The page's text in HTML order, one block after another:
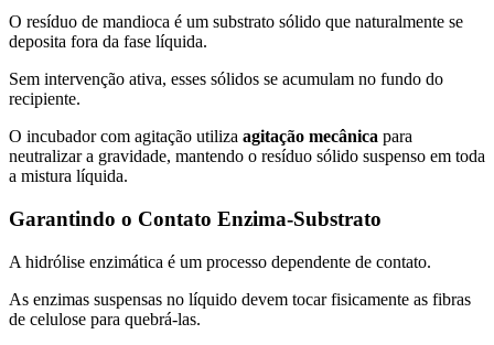
O resíduo de mandioca é um substrato sólido que naturalmente se
deposita fora da fase líquida.
Sem intervenção ativa, esses sólidos se acumulam no fundo do
recipiente.
O incubador com agitação utiliza agitação mecânica para
neutralizar a gravidade, mantendo o resíduo sólido suspenso em toda
a mistura líquida.
Garantindo o Contato Enzima-Substrato
A hidrólise enzimática é um processo dependente de contato.
As enzimas suspensas no líquido devem tocar fisicamente as fibras
de celulose para quebrá-las.